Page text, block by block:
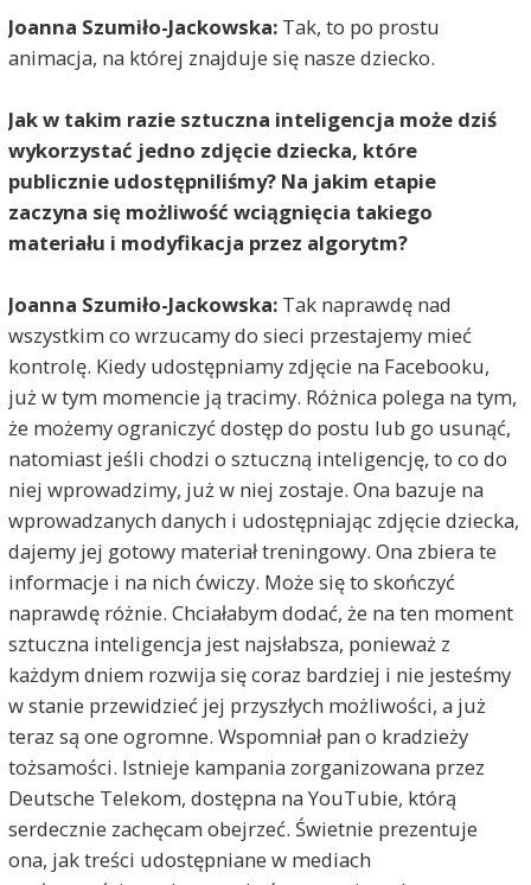
Joanna Szumiło-Jackowska:Tak, to po prostu
animacja, na której znajduje się nasze dziecko.
Jak w takim razie sztuczna inteligencja może dziś
wykorzystać jedno zdjęcie dziecka, które
publicznie udostępniliśmy? Na jakim etapie
zaczyna się możliwość wciągnięcia takiego
materiału i modyfikacja przez algorytm?
Joanna Szumiło-Jackowska: Tak naprawdę nad
wszystkim co wrzucamy do sieci przestajemy mieć
kontrolę. Kiedy udostępniamy zdjęcie na Facebooku,
już w tym momencie ją tracimy. Różnica polega na tym,
że możemy ograniczyć dostęp do postu lub go usunąć,
natomiast jeśli chodzi o sztuczną inteligencję, to co do
niej wprowadzimy, już w niej zostaje. Ona bazuje na
wprowadzanych danych i udostępniając zdjęcie dziecka,
dajemy jej gotowy materiał treningowy. Ona zbiera te
informacje i na nich ćwiczy. Może się to skończyć
naprawdę różnie. Chciałabym dodać, że na ten moment
sztuczna inteligencja jest najsłabsza, ponieważ z
każdym dniem rozwija się coraz bardziej i nie jesteśmy
w stanie przewidzieć jej przyszłych możliwości, a już
teraz są one ogromne. Wspomniał pan o kradzieży
tożsamości. Istnieje kampania zorganizowana przez
Deutsche Telekom, dostępna na YouTubie, którą
serdecznie zachęcam obejrzeć. Świetnie prezentuje
ona, jak treści udostępniane w mediach